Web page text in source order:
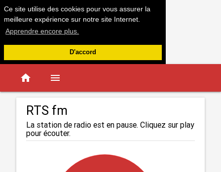
Ce site utilise des cookies pour vous assurer la
meilleure expérience sur notre site Internet.
Apprendre encore plus.
D'accord
home menu
RTS fm
La station de radio est en pause. Cliquez sur play
pour écouter.